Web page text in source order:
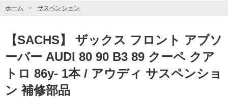
ホーム サスペンション
【SACHS】 ザックス フロント アブソ
ーバー AUDI 80 90 B3 89 クーペ クア
トロ 86y- 1本 / アウディ サスペンショ
ン 補修部品